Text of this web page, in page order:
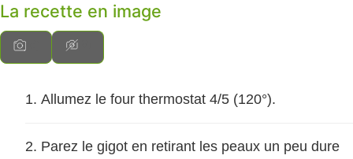
La recette en image
Allumez le four thermostat 4/5 (120°).
Parez le gigot en retirant les peaux un peu dure